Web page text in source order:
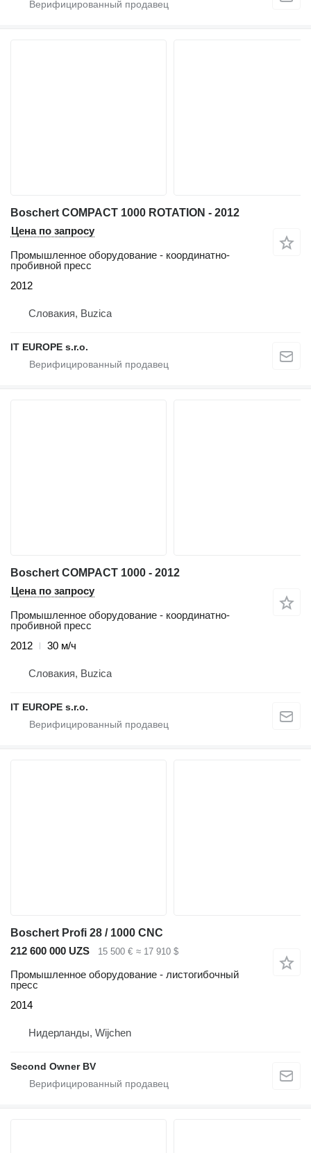
Boschert COMPACT 1000 ROTATION - 2012
Цена по запросу
Промышленное оборудование - координатно-
пробивной пресс
2012
Словакия, Buzica
IT EUROPE s.r.o.
Boschert COMPACT 1000 - 2012
Цена по запросу
Промышленное оборудование - координатно-
пробивной пресс
2012
30 м/ч
Словакия, Buzica
IT EUROPE s.r.o.
Boschert Profi 28 / 1000 CNC
212 600 000 UZS
15 500 € ≈ 17 910 $
Промышленное оборудование - листогибочный
пресс
2014
Нидерланды, Wijchen
Second Owner BV